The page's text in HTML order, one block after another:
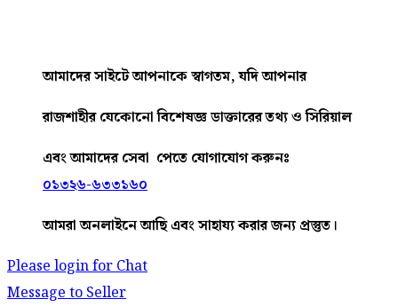
আমাদেরসাইটেআপনাকেস্বাগতম,যদিআপনার
রাজশাহীর যেকোনো বিশেষজ্ঞডাক্তারেরতথ্য ও সিরিয়াল
এবং আমাদের সেবা পেতে যোগাযোগ করুনঃ
০১৩২৬-৬৩৩১৬০
আমরা অনলাইনেআছি এবংসাহায্যকরারজন্য প্রস্তুত।
Please login for Chat
Message to Seller